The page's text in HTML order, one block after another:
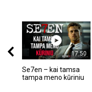
17:50
Se7en – kai tamsa
tampa meno kūriniu